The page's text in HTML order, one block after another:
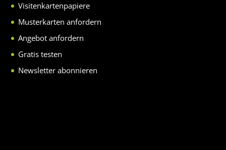
Visitenkartenpapiere
Musterkarten anfordern
Angebot anfordern
Gratis testen
Newsletter abonnieren